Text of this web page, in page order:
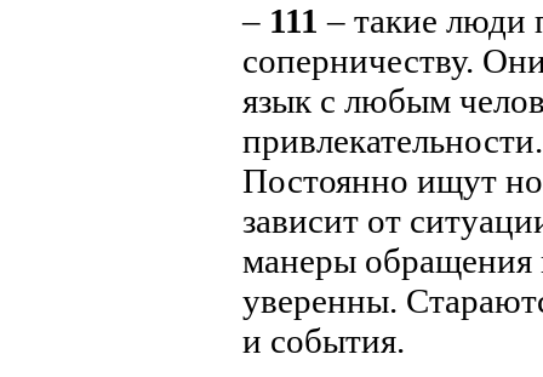
– 111 – такие люди
соперничеству.
язык с любым
Постоянно ищут
зависит от
манеры обращения
уверенны.
и события.